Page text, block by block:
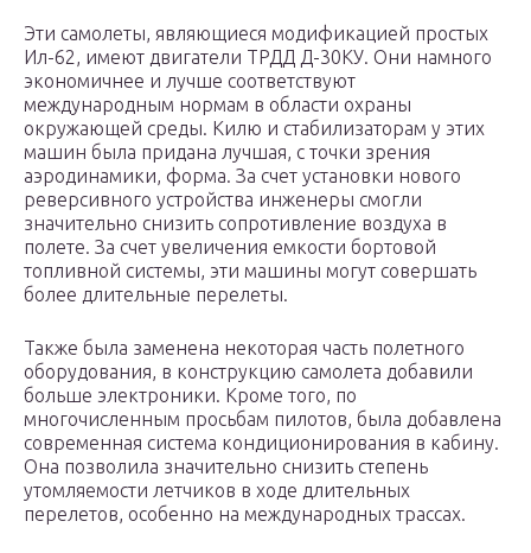
Эти самолеты, являющиеся модификацией простых
Ил-62, имеют двигатели ТРДД Д-30КУ. Они намного
экономичнее и лучше соответствуют
международным нормам в области охраны
окружающей среды. Килю и стабилизаторам у этих
машин была придана лучшая, с точки зрения
аэродинамики, форма. За счет установки нового
реверсивного устройства инженеры смогли
значительно снизить сопротивление воздуха в
полете. За счет увеличения емкости бортовой
топливной системы, эти машины могут совершать
более длительные перелеты.
Также была заменена некоторая часть полетного
оборудования, в конструкцию самолета добавили
больше электроники. Кроме того, по
многочисленным просьбам пилотов, была добавлена
современная система кондиционирования в кабину.
Она позволила значительно снизить степень
утомляемости летчиков в ходе длительных
перелетов, особенно на международных трассах.